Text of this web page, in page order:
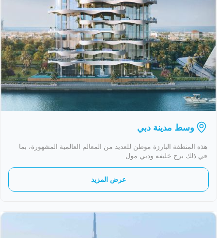
وسط مدينة دبي
هذه المنطقة البارزة موطن للعديد من المعالم العالمية المشهورة، بما
في ذلك برج خليفة ودبي مول
عرض المزيد